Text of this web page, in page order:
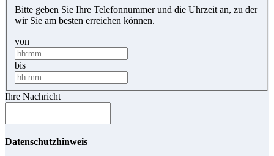
Bitte geben Sie Ihre Telefonnummer und die Uhrzeit an, zu der
wir Sie am besten erreichen können.
von
bis
Ihre Nachricht
Datenschutzhinweis